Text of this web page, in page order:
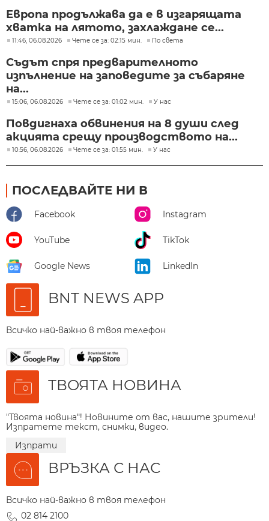
Европа продължава да е в изгарящата
хватка на лятото, захлаждане се...
11:46, 06.08.2026 Чете се за: 02:15 мин. По света
Съдът спря предварителното
изпълнение на заповедите за събаряне
на...
15:06, 06.08.2026 Чете се за: 01:02 мин. У нас
Повдигнаха обвинения на 8 души след
акцията срещу производството на...
10:56, 06.08.2026 Чете се за: 01:55 мин. У нас
ПОСЛЕДВАЙТЕ НИ В
Facebook Instagram
YouTube TikTok
Google News LinkedIn
BNT NEWS APP
Всичко най-важно в твоя телефон
ТВОЯТА НОВИНА
"Твоята новина"! Новините от вас, нашите зрители!
Изпратете текст, снимки, видео.
Изпрати
ВРЪЗКА С НАС
Всичко най-важно в твоя телефон
02 814 2100